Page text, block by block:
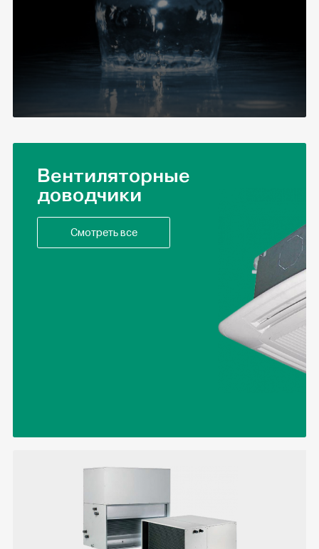
Вентиляторные
доводчики
Смотреть все